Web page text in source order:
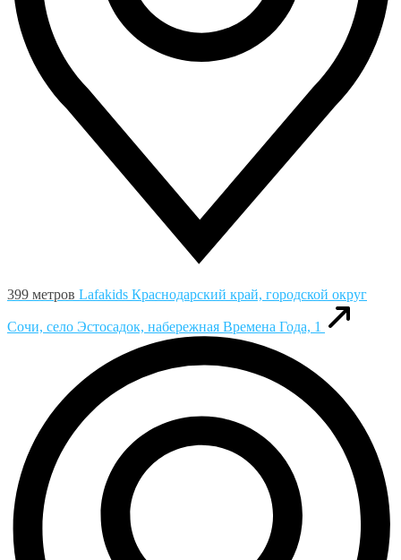
399 метров Lafakids Краснодарский край, городской округ
Сочи, село Эстосадок, набережная Времена Года, 1